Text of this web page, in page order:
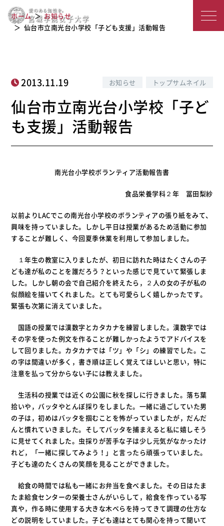
城
子
大
学
仙台市立南光台小学校「子ども支援」
活動報告
ホーム
お知らせ
仙台市立南光台小学校「子ども支援」活動報告
2013.11.19 お知らせ トップサムネイル
仙台市立南光台小学校「子ど
も支援」活動報告
南光台小学校ボランティア活動報告書
食品栄養学科２年 冨田梨紗
以前よりLACでこの南光台小学校のボランティアの張り紙をみて、
興味を持っていました。しかし平日は授業があるため活動に参加
することが難しく、今回夏季休業を利用して参加しました。
１年生の教室に入りましたが、初日に訪れた時はたくさんの子
ども達が私のことを誰だろう？といった感じで見ていて緊張しま
した。しかし朝の会で自己紹介を終えたら，２人の女の子が私の
似顔絵を描いてくれました。とても可愛らしく嬉しかったです。
緊張も次第に消えていました。
国語の授業では漢数字とカタカナを練習しました。漢数字では
その字を使った例文を作ることが難しかったようでアドバイスを
して回りました。カタカナでは「ツ」や「シ」の練習でした。こ
の字は間違いが多く，書き順は正しく覚えてほしいと思い，特に
注意を払って分からない子には教えました。
生活科の授業では近くの公園に秋を探しに行きました。落ち葉
拾いや，バッタやとんぼ採りをしました。一緒に過ごしていた男
の子は，初めはバッタを掴むことを怖がっていましたが，だんだ
んと慣れていきました。そしてバッタを捕まえると私に嬉しそう
に見せてくれました。虫採りが苦手な子は少し元気がなかったけ
れど，「一緒に探してみよう！」と言ったら頑張っていました。
子ども達のたくさんの笑顔を見ることができました。
給食の時間では私も一緒にお弁当を食べました。その日はたま
たま給食センターの栄養士さんがいらして，給食を作っている写
真や，作る時に使用する大きな木べらを持ってきて調理の仕方な
どの説明をしていました。子ども達はとても関心を持って聞いて